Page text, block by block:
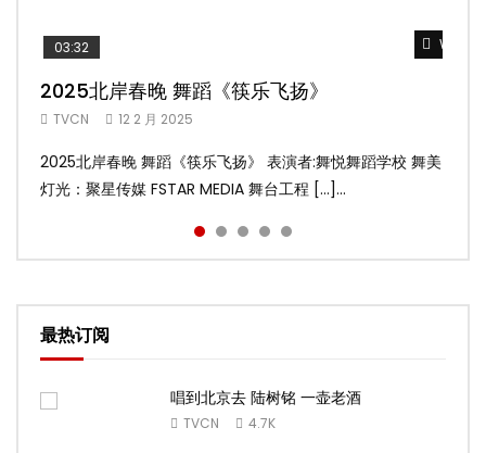
Watch
03:32
2025北岸春晚 舞蹈《筷乐飞扬》
TVCN 12 2 月 2025
2025北岸春晚 舞蹈《筷乐飞扬》 表演者:舞悦舞蹈学校 舞美
灯光：聚星传媒 FSTAR MEDIA 舞台工程 […]...
Watch
02:58
2025北岸春晚 舞蹈《乌兰巴托的夜》
TVCN 12 2 月 2025
2025北岸春晚 舞蹈《乌兰巴托的夜》 表演者:飞扬舞蹈团 舞
美灯光：聚星传媒 FSTAR MEDIA 舞台工 […]...
Watch
04:19
2025北岸春晚 古典舞《雨后》
TVCN 12 2 月 2025
2025北岸春晚 古典舞《雨后》 表演者:洪杰舞蹈学院 舞美灯
光：聚星传媒 FSTAR MEDIA 舞台工程： […]...
Watch
05:13
2025北岸春晚 傣族舞蹈《水的女儿》
TVCN 12 2 月 2025
2025北岸春晚 傣族舞蹈《水的女儿》 表演者:洪杰舞蹈学院
舞美灯光：聚星传媒 FSTAR MEDIA 舞台 […]...
Watch
03:45
2025北岸春晚 舞蹈《十八焕蝶》
TVCN 9 2 月 2025
2025北岸春晚 舞蹈《十八焕蝶》 表演者:舞悦舞蹈学校 舞美
灯光：聚星传媒 FSTAR MEDIA 舞台工程 […]...
最热订阅
唱到北京去 陆树铭 一壶老酒
TVCN 4.7K